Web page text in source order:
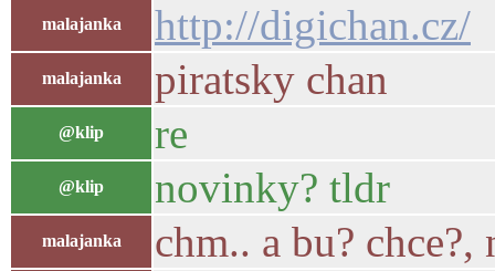
malajanka http://digichan.cz/
malajanka piratsky chan
@klip re
@klip novinky? tldr
malajanka chm.. a bu?